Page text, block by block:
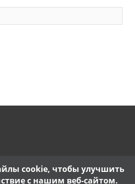
cookie, чтобы улучшить
с нашим веб-сайтом.